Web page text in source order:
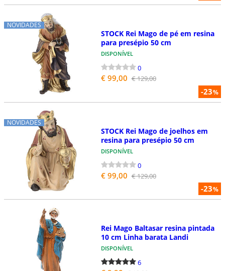
NOVIDADES
-23%
STOCK Rei Mago de pé em resina
para presépio 50 cm
DISPONÍVEL
0
€ 99,00 € 129,00
NOVIDADES
-23%
STOCK Rei Mago de joelhos em
resina para presépio 50 cm
DISPONÍVEL
0
€ 99,00 € 129,00
Rei Mago Baltasar resina pintada
10 cm Linha barata Landi
DISPONÍVEL
6